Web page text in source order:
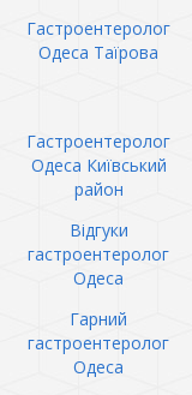
Гастроентеролог
Одеса Таїрова
Гастроентеролог
Одеса Київський
район
Відгуки
гастроентеролог
Одеса
Гарний
гастроентеролог
Одеса